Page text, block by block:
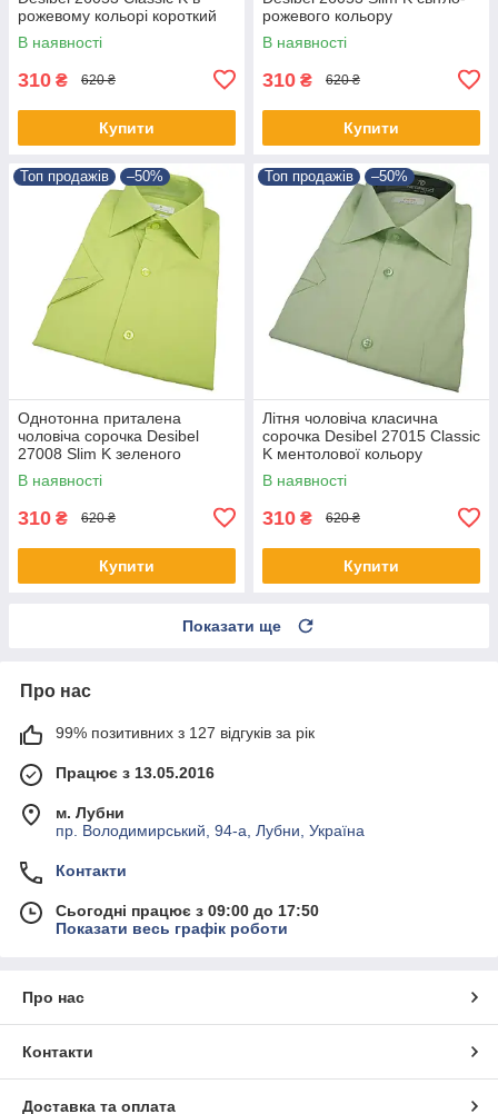
рожевому кольорі короткий
рукав
В наявності
310 ₴ 620 ₴
Купити
рожевого кольору
В наявності
310 ₴ 620 ₴
Купити
Топ продажів –50%
Однотонна приталена
чоловіча сорочка Desibel
27008 Slim K зеленого
кольору короткий рукав
В наявності
310 ₴ 620 ₴
Купити
Топ продажів –50%
Літня чоловіча класична
сорочка Desibel 27015 Classic
K ментолової кольору
В наявності
310 ₴ 620 ₴
Купити
Показати ще
Про нас
99% позитивних з 127 відгуків за рік
Працює з 13.05.2016
м. Лубни
пр. Володимирський, 94-а, Лубни, Україна
Контакти
Сьогодні працює з 09:00 до 17:50
Показати весь графік роботи
Про нас
Контакти
Доставка та оплата